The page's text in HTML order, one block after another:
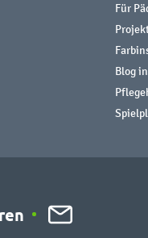
Für
Blog